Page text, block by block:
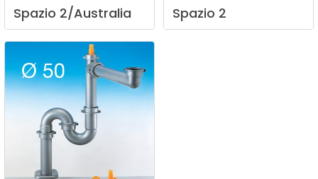
Spazio 2/Australia Spazio 2